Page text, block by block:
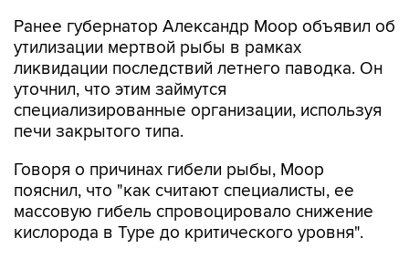
Ранее губернатор Александр Моор объявил об
утилизации мертвой рыбы в рамках
ликвидации последствий летнего паводка. Он
уточнил, что этим займутся
специализированные организации, используя
печи закрытого типа.
Говоря о причинах гибели рыбы, Моор
пояснил, что "как считают специалисты, ее
массовую гибель спровоцировало снижение
кислорода в Туре до критического уровня".